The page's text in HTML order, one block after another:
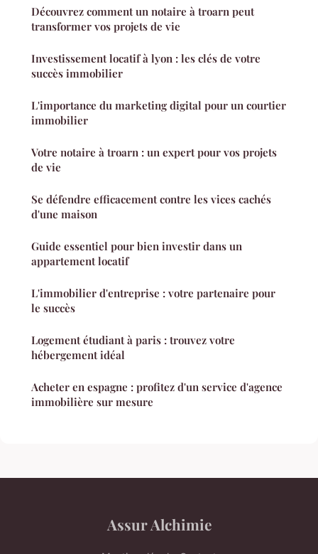
Découvrez comment un notaire à troarn peut
transformer vos projets de vie
Investissement locatif à lyon : les clés de votre
succès immobilier
L'importance du marketing digital pour un courtier
immobilier
Votre notaire à troarn : un expert pour vos projets
de vie
Se défendre efficacement contre les vices cachés
d'une maison
Guide essentiel pour bien investir dans un
appartement locatif
L'immobilier d'entreprise : votre partenaire pour
le succès
Logement étudiant à paris : trouvez votre
hébergement idéal
Acheter en espagne : profitez d'un service d'agence
immobilière sur mesure
Assur Alchimie